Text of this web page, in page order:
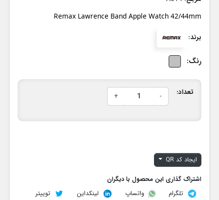
Remax Lawrence Band Apple Watch 42/44mm
برند:
رنگ:
تعداد: -
+
ایجاد کد QR
اشتراک گذاری این محصول با دیگران
تلگرام
واتساپ لینکداین
توییتر